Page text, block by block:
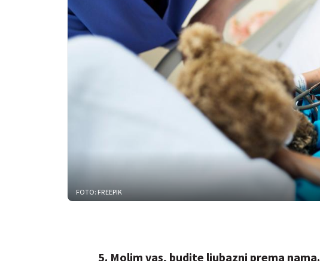
FOTO: FREEPIK
5. Molim vas, budite ljubazni prema nama.